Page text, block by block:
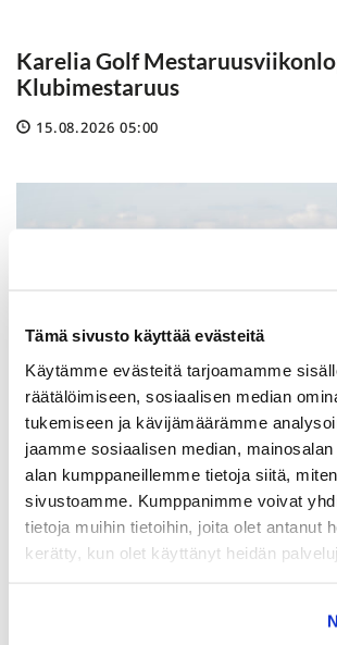
Tämä sivusto käyttää evästeitä
Käytämme evästeitä tarjoamamme
räätälöimiseen, sosiaalisen median
tukemiseen ja kävijämäärämme
jaamme sosiaalisen median,
alan kumppaneillemme tietoja siitä,
sivustoamme. Kumppanimme voivat
tietoja muihin tietoihin, joita olet antanut
kerätty, kun olet käyttänyt heidän
Karelia Golf
Klubimestaruus
15.08.2026 05:00
Karelia Golf